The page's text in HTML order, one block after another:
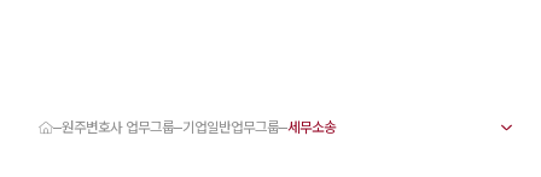
원주변호사 업무그룹 기업일반업무그룹